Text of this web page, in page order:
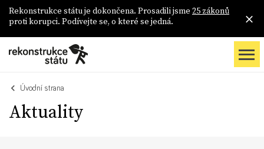
Rekonstrukce státu je dokončena. Prosadili jsme 25 zákonů
proti korupci. Podívejte se, o které se jedná.
Úvodní strana
Aktuality